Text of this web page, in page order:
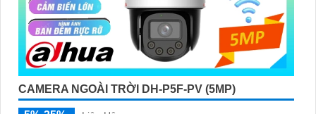
CAMERA NGOÀI TRỜI DH-P5F-PV (5MP)